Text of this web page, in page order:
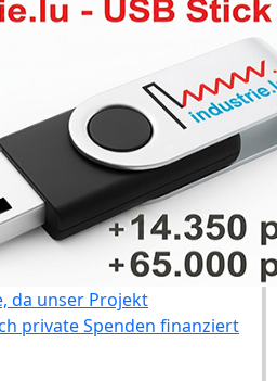
da unser Projekt
private Spenden finanziert